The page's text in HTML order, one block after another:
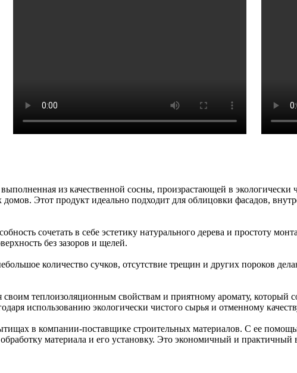
из качественной сосны, произрастающей в экологически
Этот продукт идеально подходит для облицовки фасадов,
сочетать в себе эстетику натурального дерева и простоту
без зазоров и щелей.
количество сучков, отсутствие трещин и других пороков
теплоизоляционным свойствам и приятному аромату, который
использованию экологически чистого сырья и отменному
в компании-поставщике строительных материалов. С ее
материала и его установку. Это экономичный и